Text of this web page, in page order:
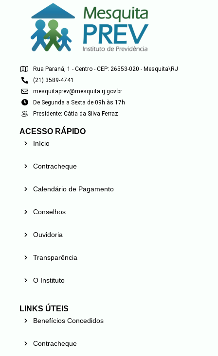
Rua Paraná, 1 - Centro - CEP: 26553-020 - Mesquita\RJ
(21) 3589-4741
mesquitaprev@mesquita.rj.gov.br
De Segunda a Sexta de 09h às 17h
Presidente: Cátia da Silva Ferraz
ACESSO RÁPIDO
Início
Contracheque
Calendário de Pagamento
Conselhos
Ouvidoria
Transparência
O Instituto
LINKS ÚTEIS
Benefícios Concedidos
Contracheque